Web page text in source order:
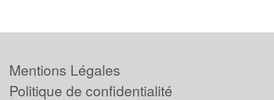
Mentions Légales
Politique de confidentialité